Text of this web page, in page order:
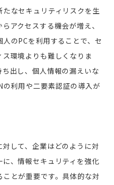
なセキュリティリスクを生
アクセスする機会が増え、
のPCを利用することで、セ
環境よりも難しくなりま
出し、個人情報の漏えいな
利用や二要素認証の導入が
して、企業はどのように対
、情報セキュリティを強化
とが重要です。具体的な対